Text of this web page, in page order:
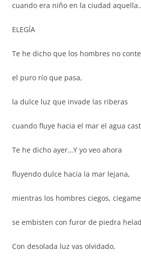
cuando era niño en la ciudad
ELEGÍA
Te he dicho que los hombres no
el puro río que pasa,
la dulce luz que invade las riberas
cuando fluye hacia el mar el agua
Te he dicho ayer…Y yo veo ahora
fluyendo dulce hacia la mar lejana,
mientras los hombres ciegos,
se embisten con furor de piedra
Con desolada luz vas olvidado,